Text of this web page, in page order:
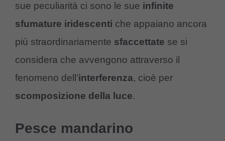
sue peculiarità ci sono le sue infinite
sfumature iridescenti che appaiano ancora
più straordinariamente sfaccettate se si
considera che avvengono attraverso il
fenomeno dell’interferenza, cioè per
scomposizione della luce.
Pesce mandarino